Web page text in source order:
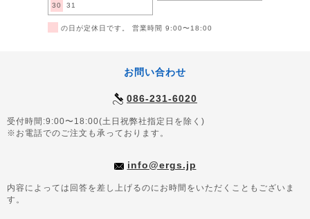
30
31
の日が定休日です。 営業時間 9:00〜18:00
お問い合わせ
086-231-6020
受付時間:9:00〜18:00(土日祝弊社指定日を除く)
※お電話でのご注文も承っております。
info@ergs.jp
内容によっては回答を差し上げるのにお時間をいただくこともございま
す。